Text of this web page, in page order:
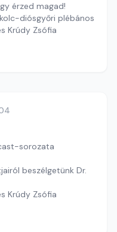
érzed magad!
diósgyőri plébános
Krúdy Zsófia
sorozata
beszélgetünk Dr.
Krúdy Zsófia